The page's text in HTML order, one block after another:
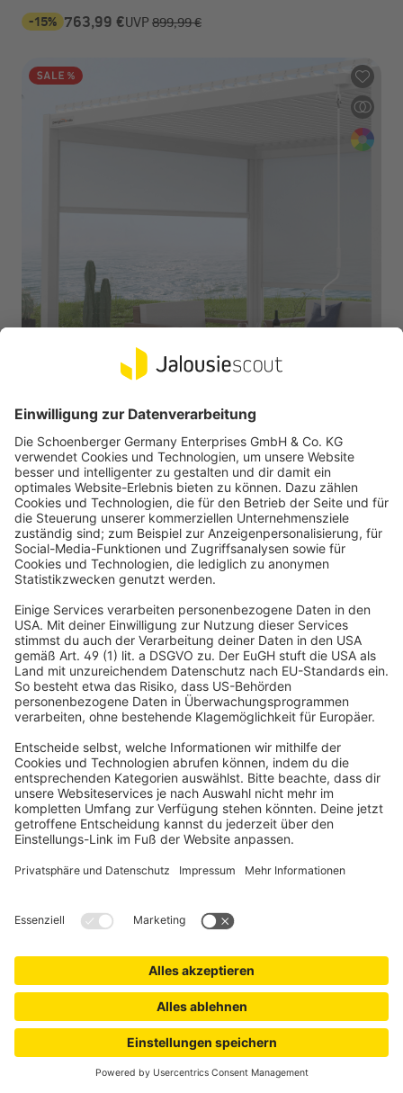
-15% 763,99 €UVP 899,99 €
PERGOMONDO
Screen-Rollo für Pergola mit Lamellendach | 3 m, weiß
Stabiler Rahmen aus Aluminium
Strapazierfähiges Textilnetz
-15% 763,99 €UVP899,99 €
PERGOMONDO